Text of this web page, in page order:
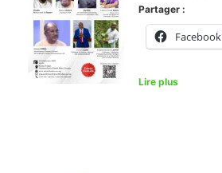
Partager :
Facebook
Lire plus